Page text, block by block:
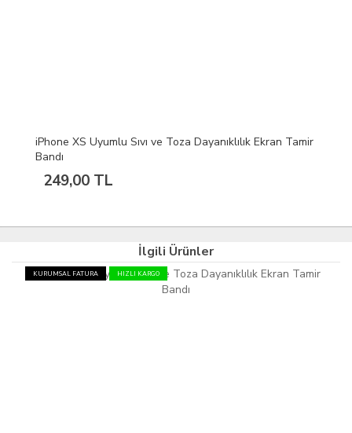
iPhone XS Uyumlu Sıvı ve Toza Dayanıklılık Ekran Tamir
Bandı
249,00 TL
İlgili Ürünler
KURUMSAL FATURA HIZLI KARGO